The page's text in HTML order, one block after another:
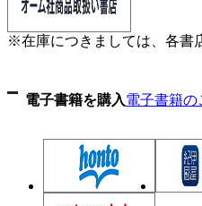
※在庫につきましては、各書
電子書籍を購入電子書籍の